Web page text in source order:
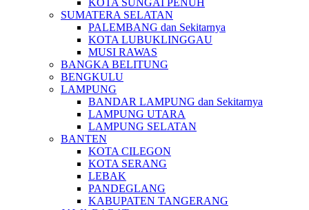
KOTA SUNGAI PENUH
SUMATERA SELATAN
PALEMBANG dan Sekitarnya
KOTA LUBUKLINGGAU
MUSI RAWAS
BANGKA BELITUNG
BENGKULU
LAMPUNG
BANDAR LAMPUNG dan Sekitarnya
LAMPUNG UTARA
LAMPUNG SELATAN
BANTEN
KOTA CILEGON
KOTA SERANG
LEBAK
PANDEGLANG
KABUPATEN TANGERANG